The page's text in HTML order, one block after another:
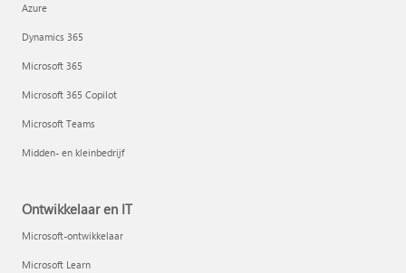
Azure
Dynamics 365
Microsoft 365
Microsoft 365 Copilot
Microsoft Teams
Midden- en kleinbedrijf
Ontwikkelaar en IT
Microsoft-ontwikkelaar
Microsoft Learn